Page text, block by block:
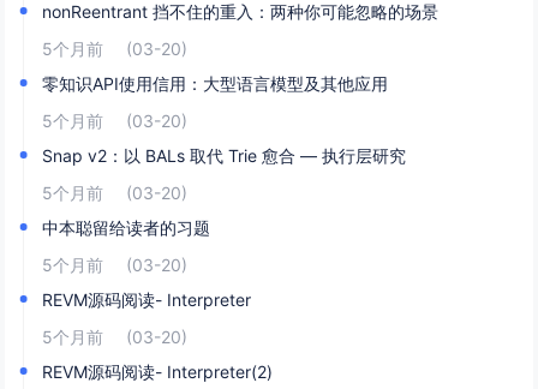
nonReentrant 挡不住的重入：两种你可能忽略的场景
5个月前
(03-20)
零知识API使用信用：大型语言模型及其他应用
5个月前
(03-20)
Snap v2：以 BALs 取代 Trie 愈合 — 执行层研究
5个月前
(03-20)
中本聪留给读者的习题
5个月前
(03-20)
REVM源码阅读- Interpreter
5个月前
(03-20)
REVM源码阅读- Interpreter(2)